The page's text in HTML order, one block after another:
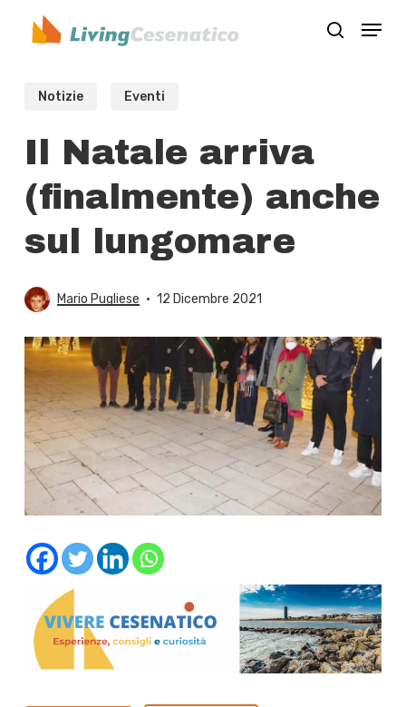
search
Menu
Notizie Eventi
Il Natale arriva
(finalmente) anche
sul lungomare
Mario Pugliese 12 Dicembre 2021